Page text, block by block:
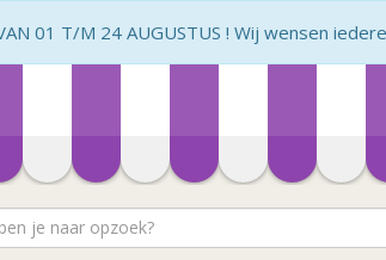
01 T/M 24 AUGUSTUS ! Wij wensen